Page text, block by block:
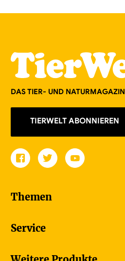
DAS TIER- UND NATURMAGAZIN
TIERWELT ABONNIEREN
Themen
Goldener Schmetterling
Service